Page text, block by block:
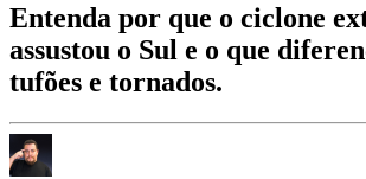
Entenda por que o ciclone
assustou o Sul e o que
tufões e tornados.